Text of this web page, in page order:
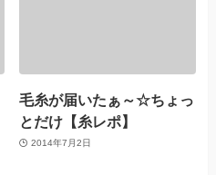
毛糸が届いたぁ～☆ちょっ
とだけ【糸レポ】
2014年7月2日